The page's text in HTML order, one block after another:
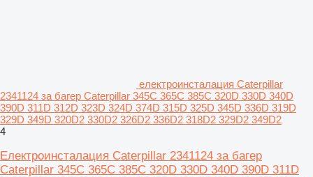
електроинсталация Caterpillar
2341124 за багер Caterpillar 345C 365C 385C 320D 330D 340D
390D 311D 312D 323D 324D 374D 315D 325D 345D 336D 319D
329D 349D 320D2 330D2 326D2 336D2 318D2 329D2 349D2
4
Електроинсталация Caterpillar 2341124 за багер
Caterpillar 345C 365C 385C 320D 330D 340D 390D 311D